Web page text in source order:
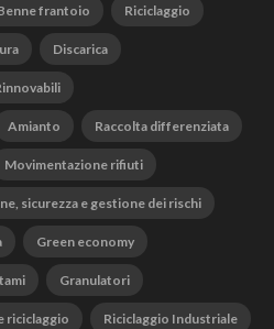
frantoio Riciclaggio
Discarica
Amianto Raccolta differenziata
Movimentazione rifiuti
sicurezza e gestione dei rischi
Green economy
Granulatori
riciclaggio Riciclaggio Industriale